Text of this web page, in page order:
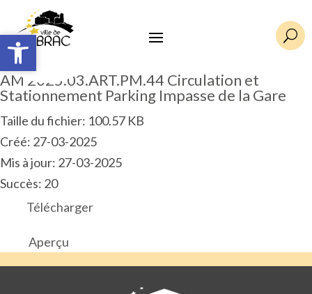
Ouvrir la barre d’outils U
AM 2025.03.ART.PM.44 Circulation et
Stationnement Parking Impasse de la Gare
Taille du fichier: 100.57 KB
Créé: 27-03-2025
Mis à jour: 27-03-2025
Succès: 20
Télécharger
Aperçu
Ouvrir la barre d’outils